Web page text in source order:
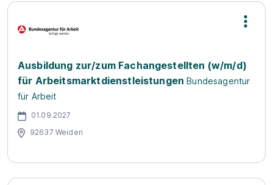
Ausbildung zur/zum Fachangestellten (w/m/d)
für Arbeitsmarktdienstleistungen Bundesagentur
für Arbeit
01.09.2027
92637 Weiden